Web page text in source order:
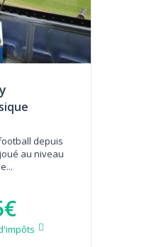
depuis
au niveau